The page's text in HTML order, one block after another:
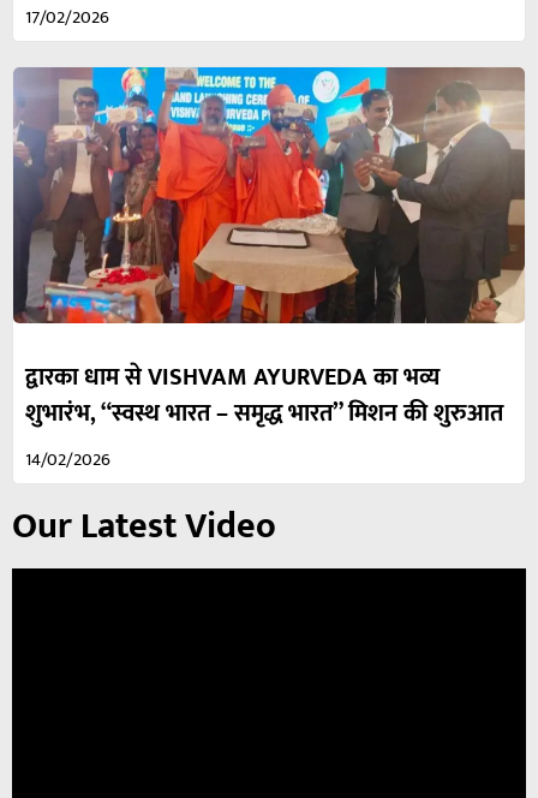
17/02/2026
द्वारका धाम से VISHVAM AYURVEDA का भव्य
शुभारंभ, “स्वस्थ भारत – समृद्ध भारत” मिशन की शुरुआत
14/02/2026
Our Latest Video